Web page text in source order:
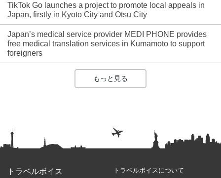
TikTok Go launches a project to promote local appeals in
Japan, firstly in Kyoto City and Otsu City
Japan’s medical service provider MEDI PHONE provides
free medical translation services in Kumamoto to support
foreigners
もっと見る
トラベルボイス
トラベルボイスについて